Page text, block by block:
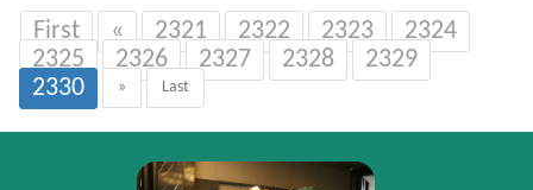
First « 2321 2322 2323
2324
2325
2326 2327 2328
2329
2330
» Last